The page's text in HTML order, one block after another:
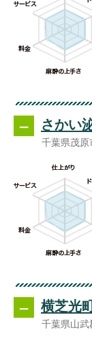
-- さかい
千葉県茂
-- 横芝光
千葉県山